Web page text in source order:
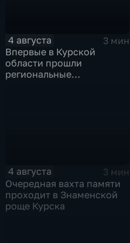
4 августа
3 мин
Впервые в Курской
области прошли
региональные
4 августа
3 мин
Очередная вахта памяти
проходит в Знаменской
роще Курска